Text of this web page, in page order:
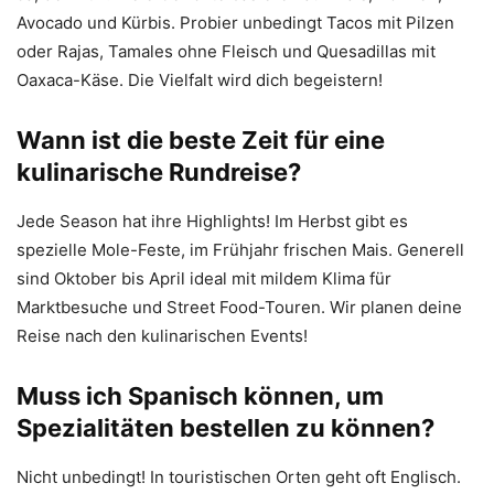
Avocado und Kürbis. Probier unbedingt Tacos mit Pilzen
oder Rajas, Tamales ohne Fleisch und Quesadillas mit
Oaxaca-Käse. Die Vielfalt wird dich begeistern!
Wann ist die beste Zeit für eine
kulinarische Rundreise?
Jede Season hat ihre Highlights! Im Herbst gibt es
spezielle Mole-Feste, im Frühjahr frischen Mais. Generell
sind Oktober bis April ideal mit mildem Klima für
Marktbesuche und Street Food-Touren. Wir planen deine
Reise nach den kulinarischen Events!
Muss ich Spanisch können, um
Spezialitäten bestellen zu können?
Nicht unbedingt! In touristischen Orten geht oft Englisch.